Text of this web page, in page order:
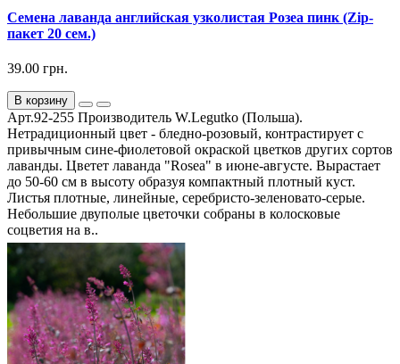
Семена лаванда английская узколистая Розеа пинк (Zip-
пакет 20 сем.)
39.00 грн.
В корзину
Арт.92-255 Производитель W.Legutko (Польша).
Нетрадиционный цвет - бледно-розовый, контрастирует с
привычным сине-фиолетовой окраской цветков других сортов
лаванды. Цветет лаванда "Rosea" в июне-августе. Вырастает
до 50-60 см в высоту образуя компактный плотный куст.
Листья плотные, линейные, серебристо-зеленовато-серые.
Небольшие двуполые цветочки собраны в колосковые
соцветия на в..